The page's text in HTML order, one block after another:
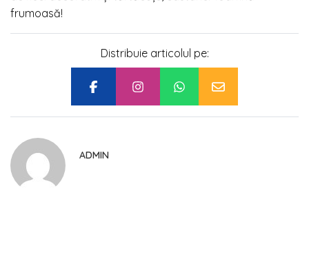
frumoasă!
Distribuie articolul pe:
ADMIN